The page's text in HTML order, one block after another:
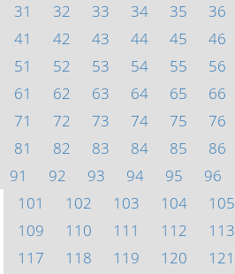
31
32 33 34 35 36
41
42 43 44 45 46
51
52 53 54 55 56
61
62 63 64 65 66
71
72 73 74 75 76
81
82 83 84 85 86
91
92 93 94 95 96
101
102 103 104 105
109
110 111 112 113
117
118 119 120 121